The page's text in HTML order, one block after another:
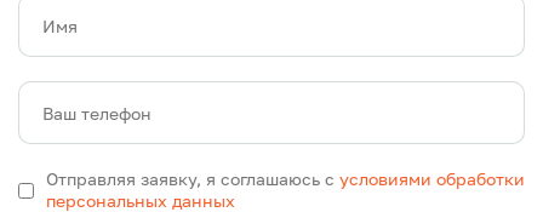
Имя
Ваш телефон
Отправляя заявку, я соглашаюсь с условиями обработки
персональных данных